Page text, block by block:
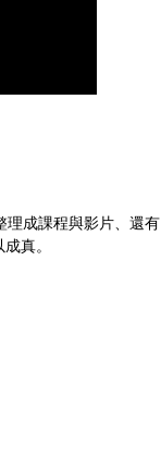
理成課程與影片、還有
真。